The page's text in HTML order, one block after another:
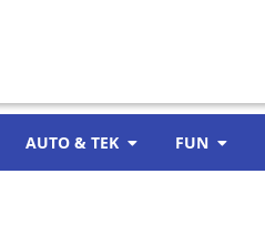
AUTO & TEK FUN